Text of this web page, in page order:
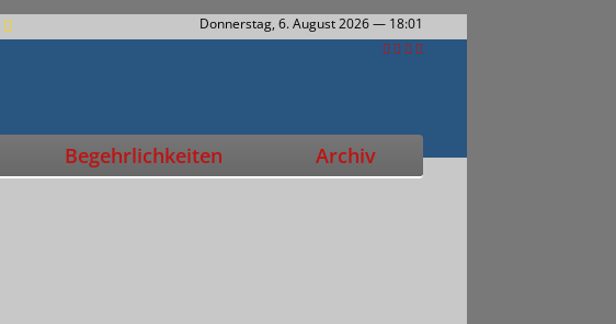
Donnerstag, 6. August 2026— 18:01
Begehrlichkeiten Archiv